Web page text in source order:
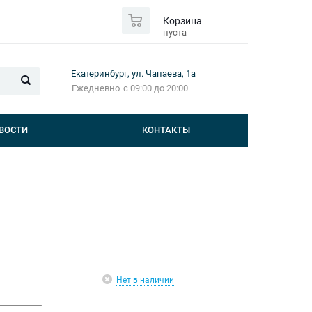
Корзина
пуста
Екатеринбург, ул. Чапаева, 1а
Ежедневно с 09:00 до 20:00
КОНТАКТЫ
Нет в наличии